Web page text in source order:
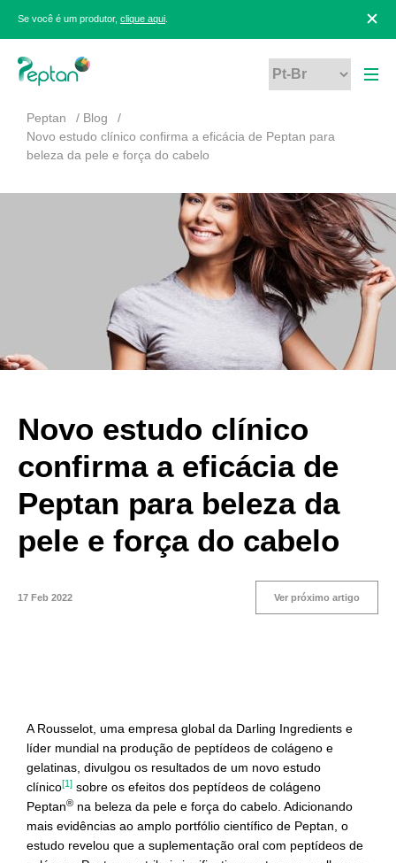
Se você é um produtor, clique aqui
Peptan
Blog
Novo estudo clínico confirma a eficácia de Peptan para
beleza da pele e força do cabelo
Novo estudo clínico
confirma a eficácia de
Peptan para beleza da
pele e força do cabelo
17 Feb 2022 Ver próximo artigo
A Rousselot, uma empresa global da Darling Ingredients e
líder mundial na produção de peptídeos de colágeno e
gelatinas, divulgou os resultados de um novo estudo
clínico[1] sobre os efeitos dos peptídeos de colágeno
Peptan® na beleza da pele e força do cabelo. Adicionando
mais evidências ao amplo portfólio científico de Peptan, o
estudo revelou que a suplementação oral com peptídeos de